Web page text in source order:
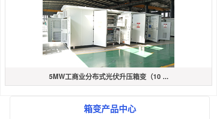
5MW工商业分布式光伏升压箱变（10 ...
箱变产品中心